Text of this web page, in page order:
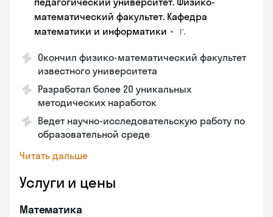
математический факультет. Кафедра
математики и информатики • г.
Окончил физико-математический факультет
известного университета
Разработал более 20 уникальных
методических наработок
Ведет научно-исследовательскую работу по
образовательной среде
Читать дальше
Услуги и цены
Математика